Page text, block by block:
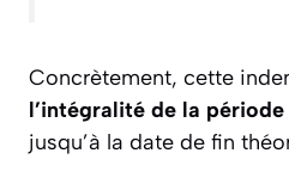
Concrètement, cette
l’intégralité de la
jusqu’à la date de fin